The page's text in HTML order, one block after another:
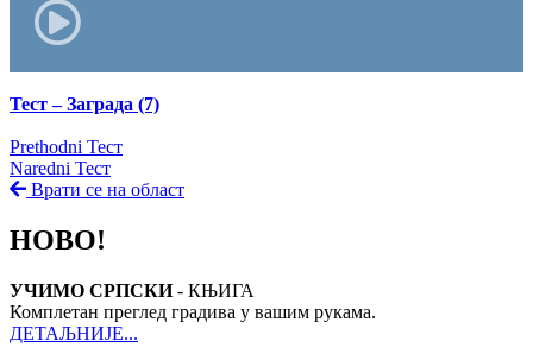
Тест – Заграда (7)
Prethodni Тест
Naredni Тест
Врати се на област
НОВО!
УЧИМО СРПСКИ- КЊИГА
Комплетан преглед градива у вашим рукама.
ДЕТАЉНИЈЕ...